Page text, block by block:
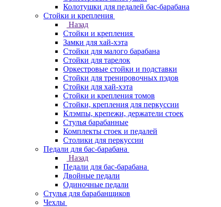
Колотушки для педалей бас-барабана
Стойки и крепления
Назад
Стойки и крепления
Замки для хай-хэта
Стойки для малого барабана
Стойки для тарелок
Оркестровые стойки и подставки
Стойки для тренировочных пэдов
Стойки для хай-хэта
Стойки и крепления томов
Стойки, крепления для перкуссии
Клэмпы, крепежи, держатели стоек
Стулья барабанные
Комплекты стоек и педалей
Столики для перкуссии
Педали для бас-барабана
Назад
Педали для бас-барабана
Двойные педали
Одиночные педали
Стулья для барабанщиков
Чехлы